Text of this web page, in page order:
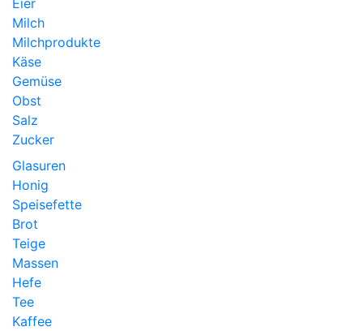
Milch
Milchprodukte
Käse
Gemüse
Obst
Salz
Zucker
Glasuren
Honig
Speisefette
Brot
Teige
Massen
Hefe
Tee
Kaffee